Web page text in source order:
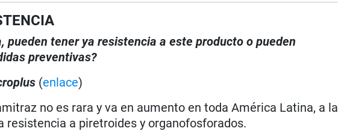
tener ya resistencia a este producto o pueden
preventivas?
(enlace)
no es rara y va en aumento en toda América Latina, a la
a piretroides y organofosforados.